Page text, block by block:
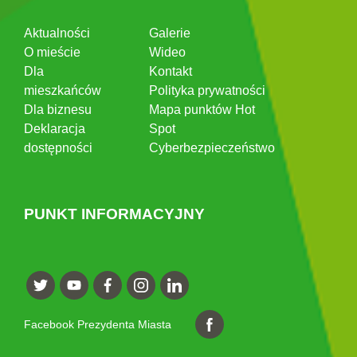
Aktualności
O mieście
Dla
mieszkańców
Dla biznesu
Deklaracja
dostępności
Galerie
Wideo
Kontakt
Polityka prywatności
Mapa punktów Hot
Spot
Cyberbezpieczeństwo
PUNKT INFORMACYJNY
Facebook Prezydenta Miasta